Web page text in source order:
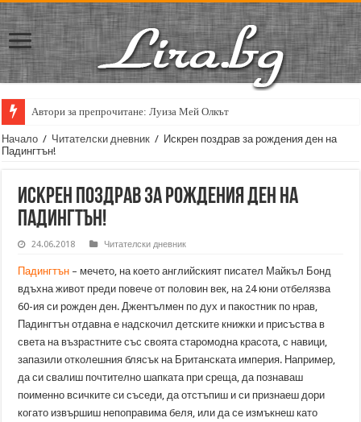
Автори за препрочитане: Луиза Мей Олкът
Кирил Кадийски: „Плачът на големия поет винаги е и сила, и
Начало / Читателски дневник / Искрен поздрав за рождения ден на
Падингтън!
Искрен поздрав за рождения ден на
Падингтън!
24.06.2018 Читателски дневник
Падингтън – мечето, на което английският писател Майкъл Бонд
вдъхна живот преди повече от половин век, на 24 юни отбелязва
60-ия си рожден ден. Джентълмен по дух и пакостник по нрав,
Падингтън отдавна е надскочил детските книжки и присъства в
света на възрастните със своята старомодна красота, с навици,
запазили отколешния блясък на Британската империя. Например,
да си свалиш почтително шапката при среща, да познаваш
поименно всичките си съседи, да отстъпиш и си признаеш дори
когато извършиш непоправима беля, или да се измъкнеш като